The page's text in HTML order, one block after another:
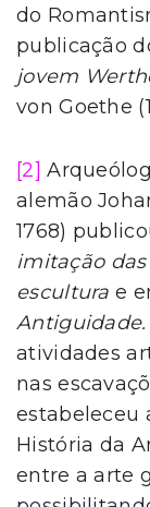
do
publicação
jovem
von Goethe
[2]
alemão
1768)
imitação
esculturae
Antiguidade.
atividades
nas
estabeleceu
História da
entre a arte